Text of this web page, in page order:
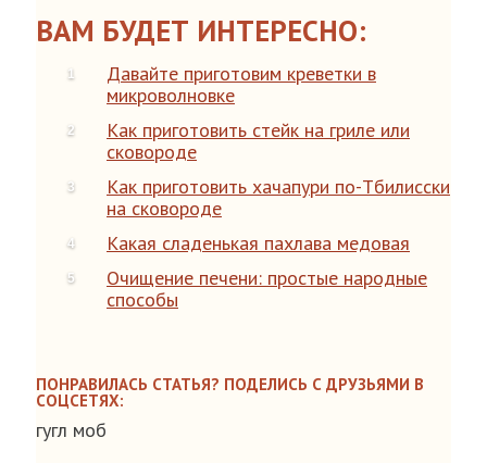
ВАМ БУДЕТ ИНТЕРЕСНО:
Давайте приготовим креветки в
микроволновке
Как приготовить стейк на гриле или
сковороде
Как приготовить хачапури по-Тбилисски
на сковороде
Какая сладенькая пахлава медовая
Очищение печени: простые народные
способы
ПОНРАВИЛАСЬ СТАТЬЯ? ПОДЕЛИСЬ С ДРУЗЬЯМИ В
СОЦСЕТЯХ:
гугл моб